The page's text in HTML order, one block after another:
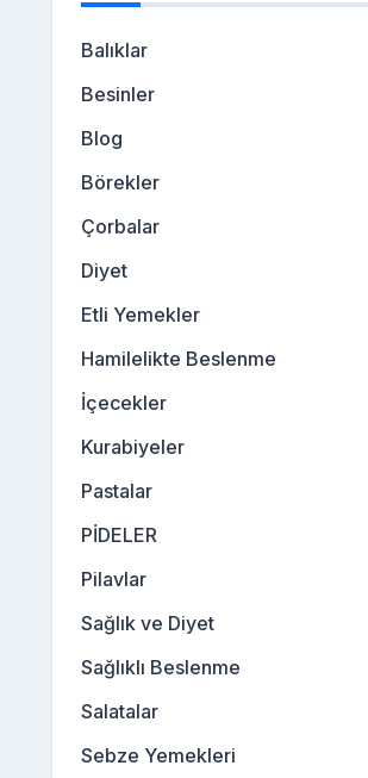
Balıklar
Besinler
Blog
Börekler
Çorbalar
Diyet
Etli Yemekler
Hamilelikte Beslenme
İçecekler
Kurabiyeler
Pastalar
PİDELER
Pilavlar
Sağlık ve Diyet
Sağlıklı Beslenme
Salatalar
Sebze Yemekleri